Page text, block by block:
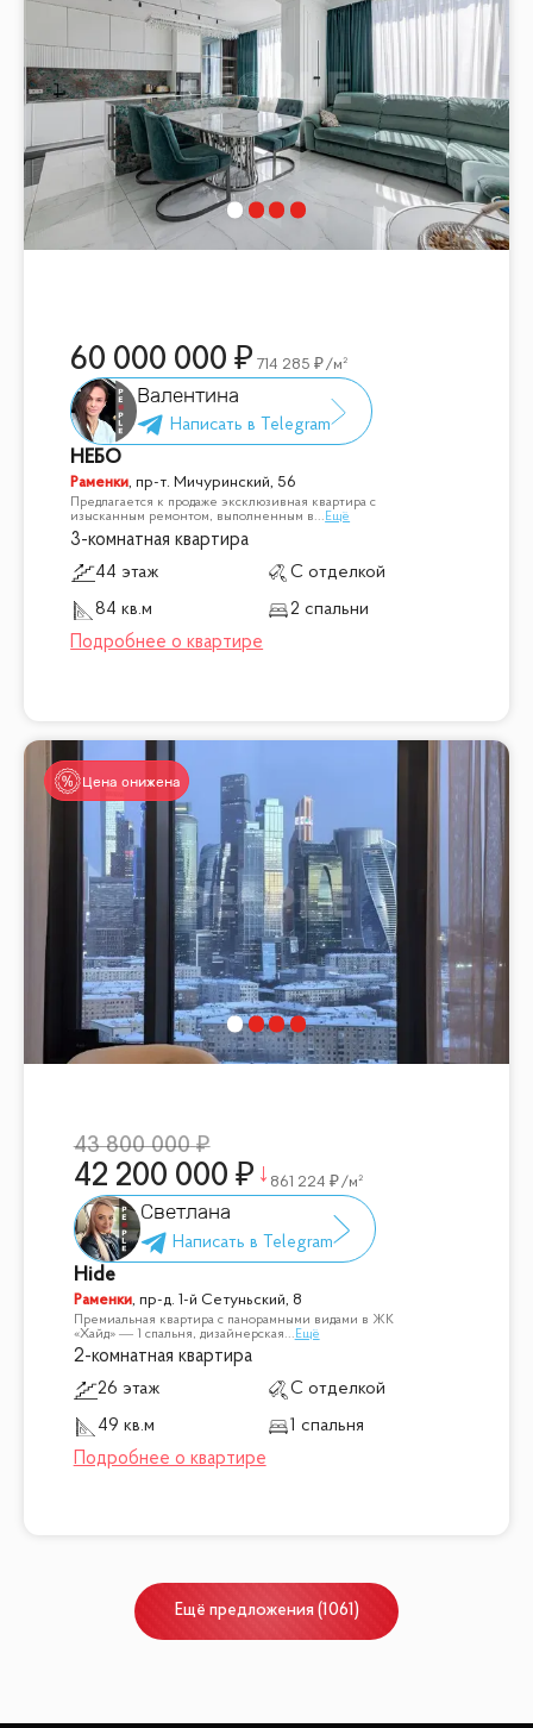
60 000 000 714 285 /м²
Валентина
НЕБО
Раменки,пр-т. Мичуринский, 56
Предлагается к продаже эксклюзивная квартира с
изысканным ремонтом, выполненным в... Ещё
3-комнатная квартира
44 этаж
С отделкой
84 кв.м
2 спальни
Цена снижена
43 800 000
42 200 000 861 224 /м²
Светлана
Hide
Раменки, пр-д. 1-й Сетуньский, 8
Премиальная квартира с панорамными видами в ЖК
«Хайд» — 1 спальня, дизайнерская... Ещё
2-комнатная квартира
26 этаж
С отделкой
49 кв.м
1 спальня
Ещё предложения (1061 )